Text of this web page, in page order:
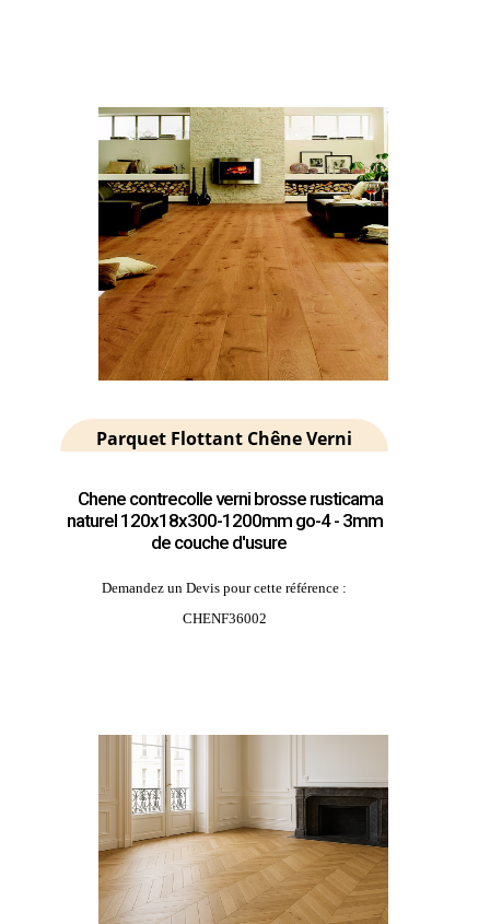
Parquet Flottant Chêne Verni
Chene contrecolle verni brosse rusticama
naturel 120x18x300-1200mm go-4 - 3mm
de couche d'usure
Demandez un Devis pour cette référence :
CHENF36002